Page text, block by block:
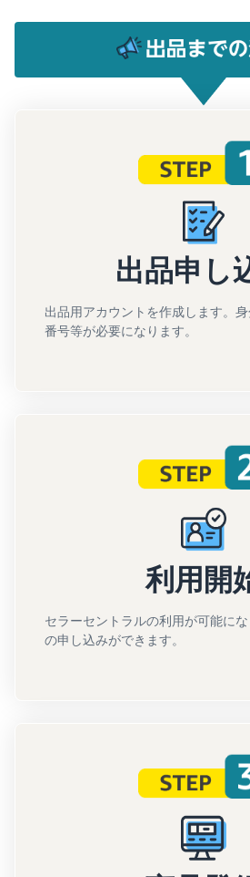
出品申し
出品用アカウントを作成します。
番号等が必要になります。
利用開
セラーセントラルの利用が可能に
の申し込みができます。